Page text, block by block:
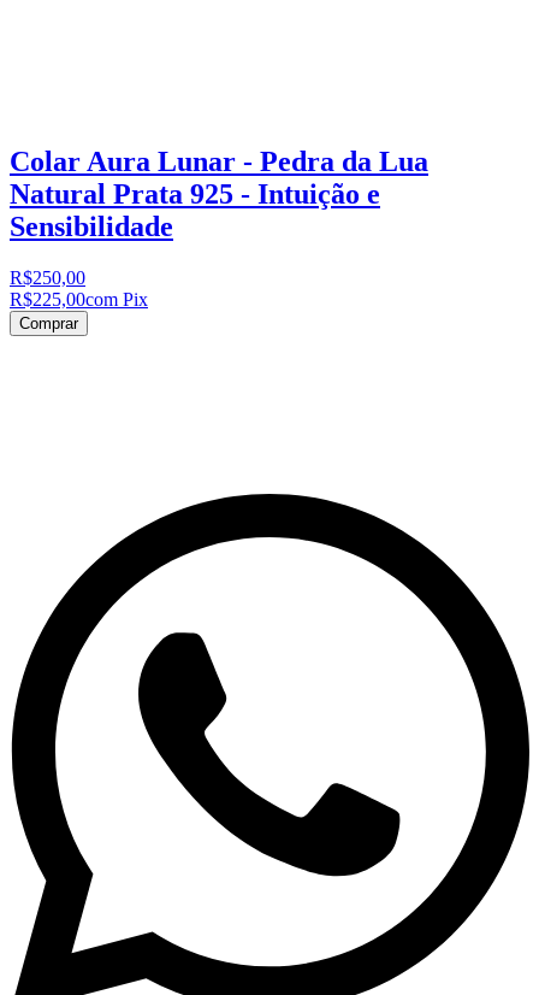
Colar Aura Lunar - Pedra da Lua
Natural Prata 925 - Intuição e
Sensibilidade
R$250,00
R$225,00com Pix
Comprar